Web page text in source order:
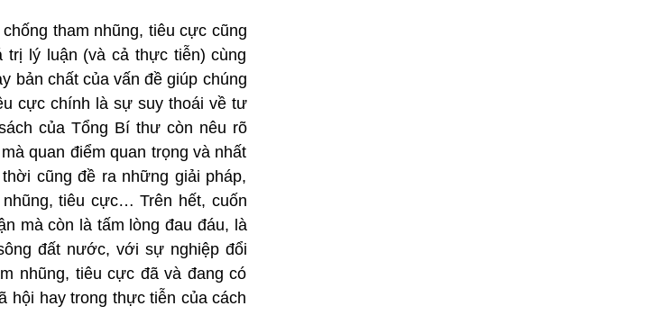
tham nhũng, tiêu cực cũng
trị lý luận (và cả thực tiễn) cùng
bản chất của vấn đề giúp chúng
cực chính là sự suy thoái về tư
của Tổng Bí thư còn nêu rõ
quan điểm quan trọng và nhất
cũng đề ra những giải pháp,
tiêu cực… Trên hết, cuốn
mà còn là tấm lòng đau đáu, là
đất nước, với sự nghiệp đổi
nhũng, tiêu cực đã và đang có
hội hay trong thực tiễn của cách